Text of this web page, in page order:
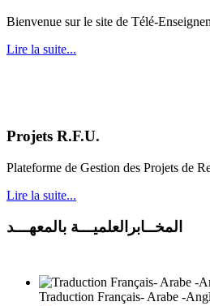
Traduction Français- Arabe -
Bienvenue sur le site de Télé-
Lire la suite...
Projets R.F.U.
Plateforme de Gestion des Projets de
Lire la suite...
المخــابرالعلميـــة بالمعهـــد